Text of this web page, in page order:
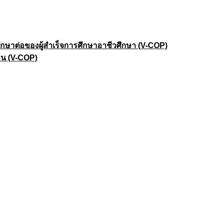
าต่อของผู้สำเร็จการศึกษาอาชีวศึกษา (V-COP)
(V-COP)